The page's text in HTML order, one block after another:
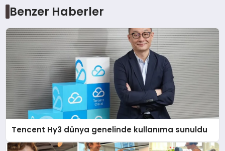
Benzer Haberler
Tencent Hy3 dünya genelinde kullanıma sunuldu